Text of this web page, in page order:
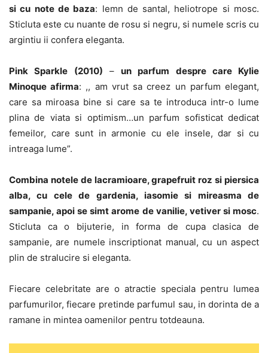
si cu note de baza: lemn de santal, heliotrope si mosc.
Sticluta este cu nuante de rosu si negru, si numele scris cu
argintiu ii confera eleganta.
Pink Sparkle (2010) – un parfum despre care Kylie
Minoque afirma: ,, am vrut sa creez un parfum elegant,
care sa miroasa bine si care sa te introduca intr-o lume
plina de viata si optimism…un parfum sofisticat dedicat
femeilor, care sunt in armonie cu ele insele, dar si cu
intreaga lume”.
Combina notele de lacramioare, grapefruit roz si piersica
alba, cu cele de gardenia, iasomie si mireasma de
sampanie, apoi se simt arome de vanilie, vetiver si mosc.
Sticluta ca o bijuterie, in forma de cupa clasica de
sampanie, are numele inscriptionat manual, cu un aspect
plin de stralucire si eleganta.
Fiecare celebritate are o atractie speciala pentru lumea
parfumurilor, fiecare pretinde parfumul sau, in dorinta de a
ramane in mintea oamenilor pentru totdeauna.